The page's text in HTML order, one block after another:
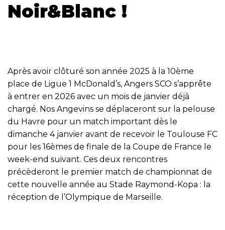
Noir&Blanc !
Après avoir clôturé son année 2025 à la 10ème
place de Ligue 1 McDonald’s, Angers SCO s’apprête
à entrer en 2026 avec un mois de janvier déjà
chargé. Nos Angevins se déplaceront sur la pelouse
du Havre pour un match important dès le
dimanche 4 janvier avant de recevoir le Toulouse FC
pour les 16èmes de finale de la Coupe de France le
week-end suivant. Ces deux rencontres
précèderont le premier match de championnat de
cette nouvelle année au Stade Raymond-Kopa : la
réception de l’Olympique de Marseille.